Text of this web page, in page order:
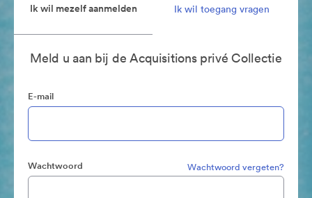
Ik wil mezelf aanmelden Ik wil toegang vragen
Meld u aan bij de Acquisitions privé Collectie
E-mail
Wachtwoord Wachtwoord vergeten?